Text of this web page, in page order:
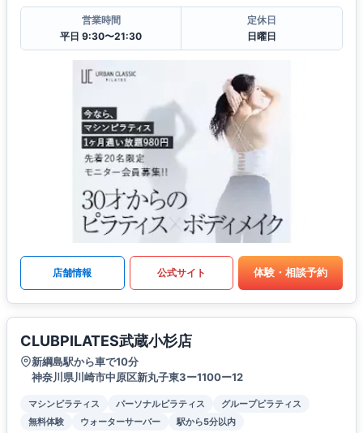
営業時間
平日 9:30〜21:30
定休日
日曜日
店舗情報 公式サイト 体験・相談予約
CLUBPILATES武蔵小杉店
新綱島駅から車で10分
神奈川県川崎市中原区新丸子東3ー1100ー12
マシンピラティス パーソナルピラティス
グループピラティス
無料体験
ウォーターサーバー 駅から5分以内